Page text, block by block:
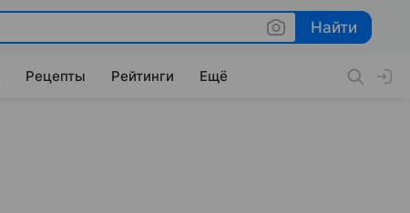
Найти
Найти
Рецепты Рейтинги Ещё